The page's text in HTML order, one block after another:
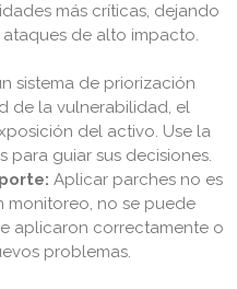
más críticas, dejando
de alto impacto.
sistema de priorización
de la vulnerabilidad, el
del activo. Use la
para guiar sus decisiones.
Aplicar parches no es
monitoreo, no se puede
aplicaron correctamente o
problemas.